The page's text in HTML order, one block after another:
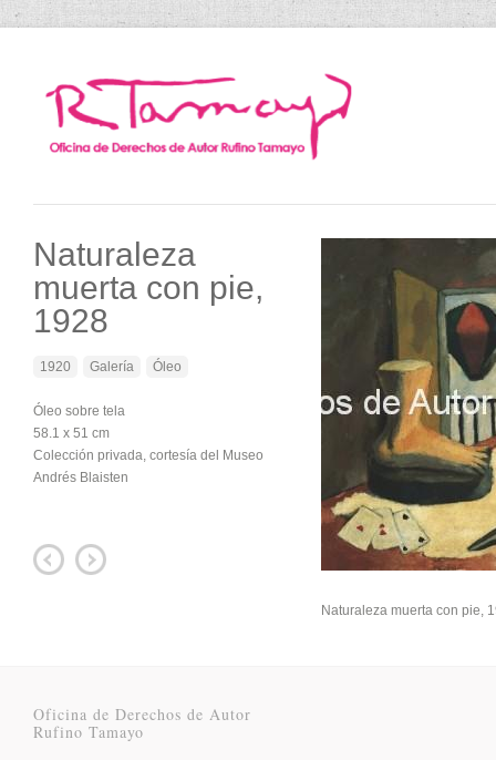
Naturaleza
muerta con pie,
1928
1920 Galería Óleo
Óleo sobre tela
58.1 x 51 cm
Colección privada, cortesía del Museo
Andrés Blaisten
Naturaleza muerta con pie,
Oficina de Derechos de Autor
Rufino Tamayo